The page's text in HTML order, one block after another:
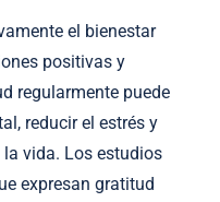
el bienestar
positivas y
regularmente puede
reducir el estrés y
vida. Los estudios
expresan gratitud